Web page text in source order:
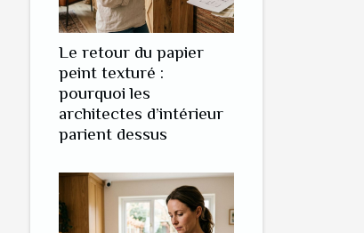
Le retour du papier
peint texturé :
pourquoi les
architectes d’intérieur
parient dessus